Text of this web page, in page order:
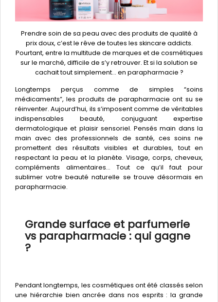
Prendre soin de sa peau avec des produits de qualité à
prix doux, c’est le rêve de toutes les skincare addicts.
Pourtant, entre la multitude de marques et de cosmétiques
sur le marché, difficile de s’y retrouver. Et si la solution se
cachait tout simplement… en parapharmacie ?
Longtemps perçus comme de simples “soins
médicaments”, les produits de parapharmacie ont su se
réinventer. Aujourd’hui, ils s’imposent comme de véritables
indispensables beauté, conjuguant expertise
dermatologique et plaisir sensoriel. Pensés main dans la
main avec des professionnels de santé, ces soins ne
promettent des résultats visibles et durables, tout en
respectant la peau et la planète. Visage, corps, cheveux,
compléments alimentaires… Tout ce qu’il faut pour
sublimer votre beauté naturelle se trouve désormais en
parapharmacie.
Grande surface et parfumerie
vs parapharmacie : qui gagne
?
Pendant longtemps, les cosmétiques ont été classés selon
une hiérarchie bien ancrée dans nos esprits : la grande